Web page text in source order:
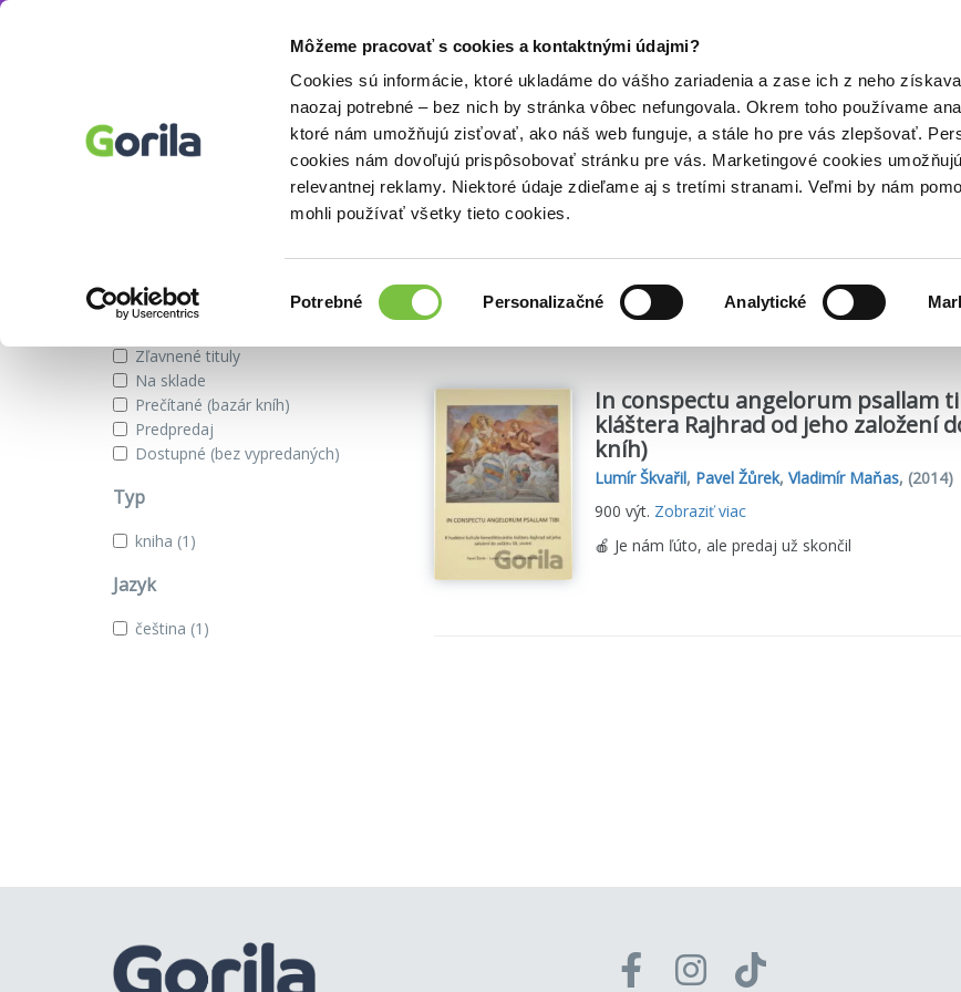
Môžeme pracovať s cookies a kontaktnými údajmi?
Cookies sú informácie, ktoré ukladáme do vášho zariadenia a zase ich z neho
naozaj potrebné – bez nich by stránka vôbec nefungovala. Okrem toho používame
ktoré nám umožňujú zisťovať, ako náš web funguje, a stále ho pre vás zlepšovať.
cookies nám dovoľujú prispôsobovať stránku pre vás. Marketingové cookies
relevantnej reklamy. Niektoré údaje zdieľame aj s tretími stranami. Veľmi by nám
mohli používať všetky tieto cookies.
súhlasu
Potrebné Personalizačné Analytické
Doplnky
Lumír Škvařil
Knihy autora Lumír Škvařil
Zobraziť iba
Zľavnené tituly
Na sklade
Prečítané (bazár kníh)
Predpredaj
Dostupné (bez vypredaných)
Typ
kniha (1)
Jazyk
čeština (1)
Našli sme
In conspectu angelorum psallam
kláštera Rajhrad od jeho založení
kníh)
Lumír Škvařil, Pavel Žůrek, Vladimír Maňas, (2014)
900 výt. Zobraziť viac
🍎 Je nám ľúto, ale predaj už skončil